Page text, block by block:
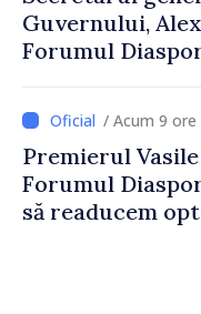
Guvernului,
Forumul
dumneavoastră
construi
puternice”
/ Acum 9 ore
Premierul
Forumul
să readucem